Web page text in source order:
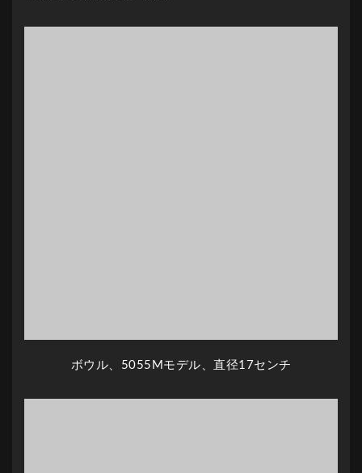
ボウル、5055Mモデル、直径17センチ